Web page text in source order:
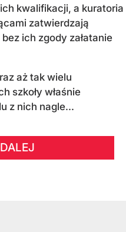
kwalifikacji, a kuratoria
zatwierdzają
ich zgody załatanie
aż tak wielu
szkoły właśnie
z nich nagle...